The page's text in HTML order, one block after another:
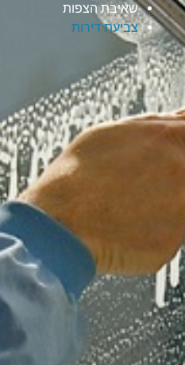
שאיבת הצפות
צביעת דירות